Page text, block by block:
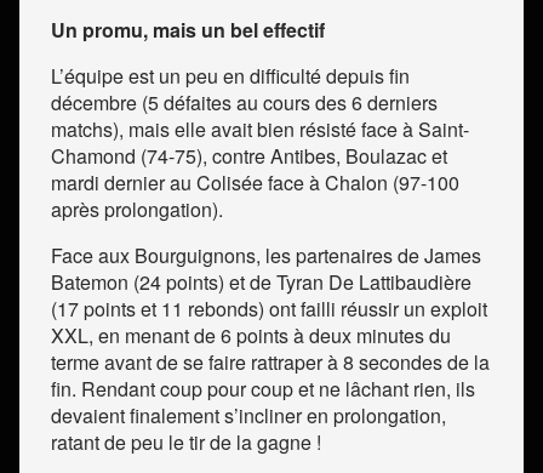
Un promu, mais un bel effectif
L’équipe est un peu en difficulté depuis fin
décembre (5 défaites au cours des 6 derniers
matchs), mais elle avait bien résisté face à Saint-
Chamond (74-75), contre Antibes, Boulazac et
mardi dernier au Colisée face à Chalon (97-100
après prolongation).
Face aux Bourguignons, les partenaires de James
Batemon (24 points) et de Tyran De Lattibaudière
(17 points et 11 rebonds) ont failli réussir un exploit
XXL, en menant de 6 points à deux minutes du
terme avant de se faire rattraper à 8 secondes de la
fin. Rendant coup pour coup et ne lâchant rien, ils
devaient finalement s’incliner en prolongation,
ratant de peu le tir de la gagne !